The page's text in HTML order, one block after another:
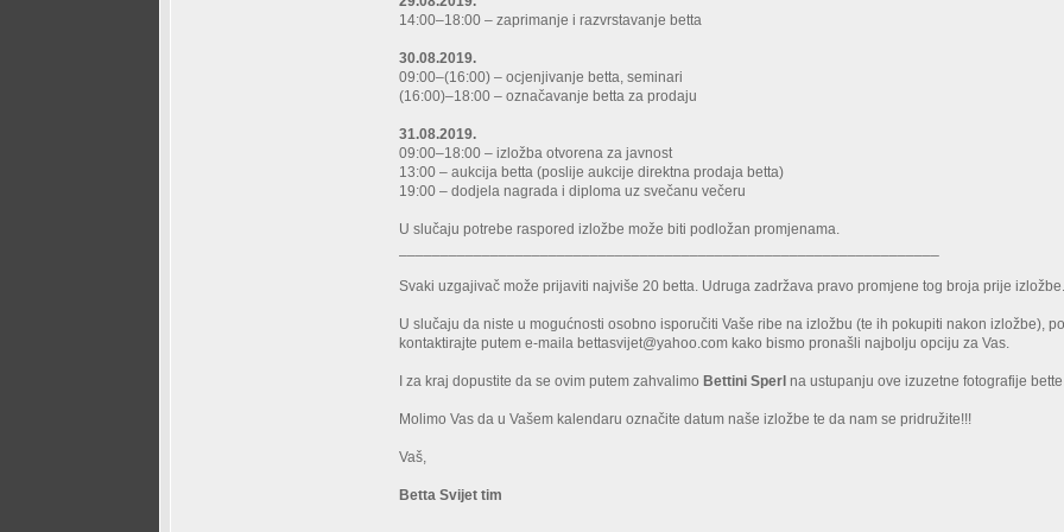
14:00–18:00 – zaprimanje i razvrstavanje betta
30.08.2019.
09:00–(16:00) – ocjenjivanje betta, seminari
(16:00)–18:00 – označavanje betta za prodaju
31.08.2019.
09:00–18:00 – izložba otvorena za javnost
13:00 – aukcija betta (poslije aukcije direktna prodaja betta)
19:00 – dodjela nagrada i diploma uz svečanu večeru
U slučaju potrebe raspored izložbe može biti podložan promjenama.
Svaki uzgajivač može prijaviti najviše 20 betta. Udruga zadržava pravo promjene tog broja prije
U slučaju da niste u mogućnosti osobno isporučiti Vaše ribe na izložbu (te ih pokupiti nakon izložbe),
kontaktirajte putem e-maila bettasvijet@yahoo.com kako bismo pronašli najbolju opciju za Vas.
I za kraj dopustite da se ovim putem zahvalimo Bettini Sperl na ustupanju ove izuzetne fotografije
Molimo Vas da u Vašem kalendaru označite datum naše izložbe te da nam se pridružite!!!
Vaš,
Betta Svijet tim